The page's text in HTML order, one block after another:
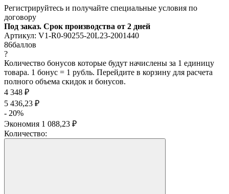
Регистрируйтесь и получайте специальные условия по
договору
Под заказ. Срок производства от 2 дней
Артикул: V1-R0-90255-20L23-2001440
86баллов
?
Количество бонусов которые будут начислены за 1 единицу
товара. 1 бонус = 1 рубль. Перейдите в корзину для расчета
полного объема скидок и бонусов.
4 348 ₽
5 436,23 ₽
- 20%
Экономия 1 088,23 ₽
Количество: